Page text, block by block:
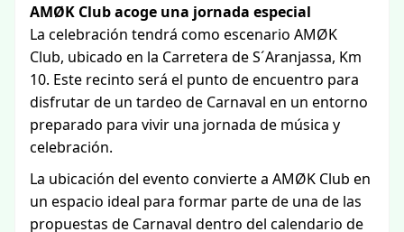
AMØK Club acoge una jornada especial
La celebración tendrá como escenario AMØK
Club, ubicado en la Carretera de S´Aranjassa, Km
10. Este recinto será el punto de encuentro para
disfrutar de un tardeo de Carnaval en un entorno
preparado para vivir una jornada de música y
celebración.
La ubicación del evento convierte a AMØK Club en
un espacio ideal para formar parte de una de las
propuestas de Carnaval dentro del calendario de